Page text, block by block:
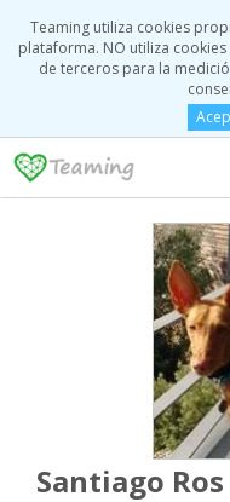
Teaming utiliza cookies
plataforma. NO utiliza
de terceros para la
Santiago